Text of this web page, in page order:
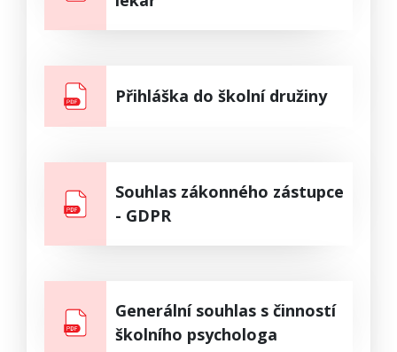
Přihláška do školní družiny
Souhlas zákonného zástupce
- GDPR
Generální souhlas s činností
školního psychologa